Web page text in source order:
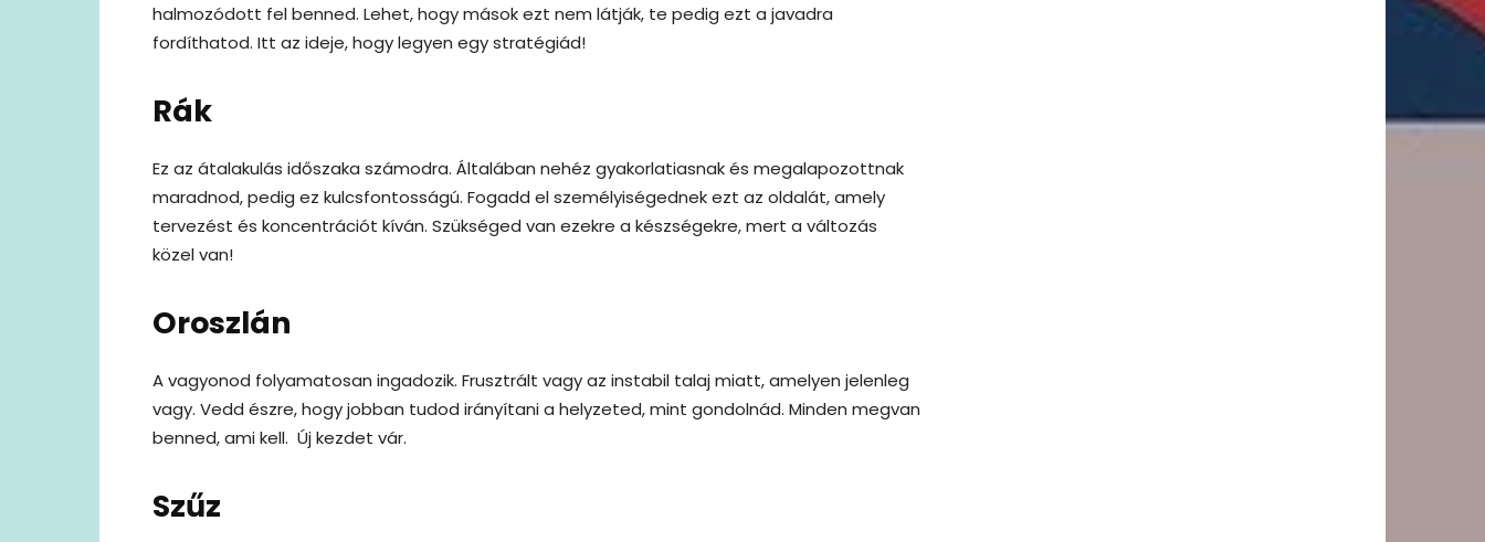
halmozódott fel benned. Lehet, hogy mások ezt nem látják, te pedig ezt a javadra
fordíthatod. Itt az ideje, hogy legyen egy stratégiád!
Rák
Ez az átalakulás időszaka számodra. Általában nehéz gyakorlatiasnak és megalapozottnak
maradnod, pedig ez kulcsfontosságú. Fogadd el személyiségednek ezt az oldalát, amely
tervezést és koncentrációt kíván. Szükséged van ezekre a készségekre, mert a változás
közel van!
Oroszlán
A vagyonod folyamatosan ingadozik. Frusztrált vagy az instabil talaj miatt, amelyen jelenleg
vagy. Vedd észre, hogy jobban tudod irányítani a helyzeted, mint gondolnád. Minden megvan
benned, ami kell. Új kezdet vár.
Szűz